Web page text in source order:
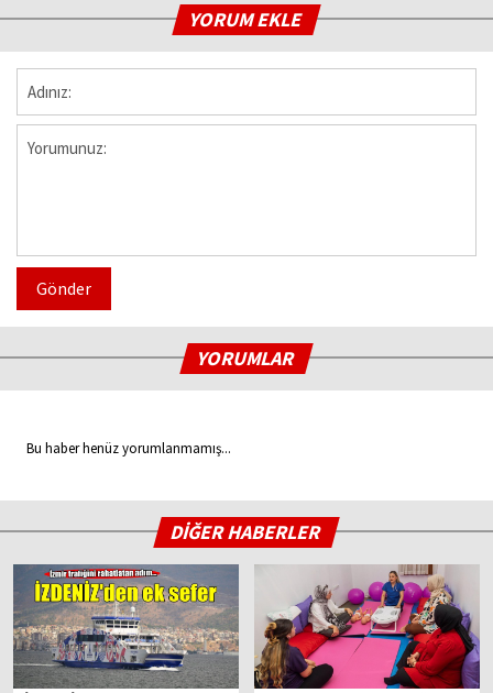
YORUM EKLE
Gönder
YORUMLAR
Bu haber henüz yorumlanmamış...
DİĞER HABERLER